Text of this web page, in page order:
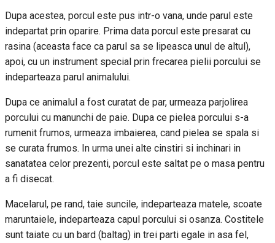
Dupa acestea, porcul este pus intr-o vana, unde parul este
indepartat prin oparire. Prima data porcul este presarat cu
rasina (aceasta face ca parul sa se lipeasca unul de altul),
apoi, cu un instrument special prin frecarea pielii porcului se
indeparteaza parul animalului.
Dupa ce animalul a fost curatat de par, urmeaza parjolirea
porcului cu manunchi de paie. Dupa ce pielea porcului s-a
rumenit frumos, urmeaza imbaierea, cand pielea se spala si
se curata frumos. In urma unei alte cinstiri si inchinari in
sanatatea celor prezenti, porcul este saltat pe o masa pentru
a fi disecat.
Macelarul, pe rand, taie suncile, indeparteaza matele, scoate
maruntaiele, indeparteaza capul porcului si osanza. Costitele
sunt taiate cu un bard (baltag) in trei parti egale in asa fel,